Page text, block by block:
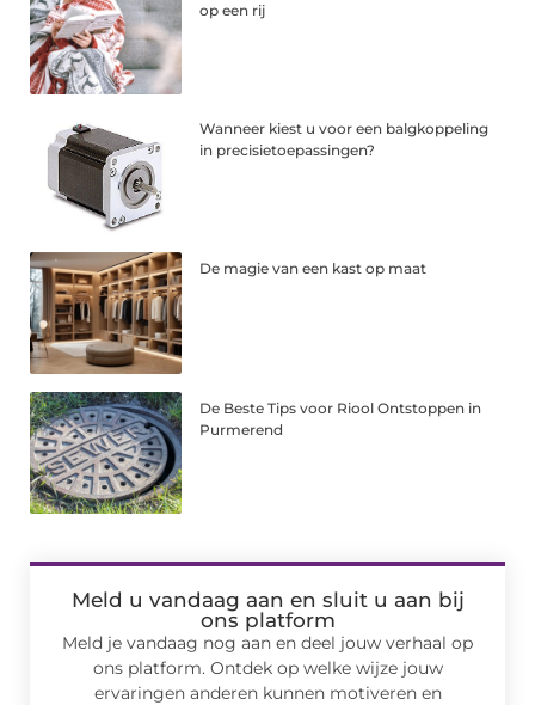
op een rij
Wanneer kiest u voor een balgkoppeling
in precisietoepassingen?
De magie van een kast op maat
De Beste Tips voor Riool Ontstoppen in
Purmerend
Meld u vandaag aan en sluit u aan bij
ons platform
Meld je vandaag nog aan en deel jouw verhaal op
ons platform. Ontdek op welke wijze jouw
ervaringen anderen kunnen motiveren en